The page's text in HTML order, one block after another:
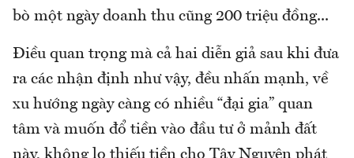
bò một ngày doanh thu cũng 200 triệu đồng...
Điều quan trọng mà cả hai diễn giả sau khi đưa
ra các nhận định như vậy, đều nhấn mạnh, về
xu hướng ngày càng có nhiều “đại gia” quan
tâm và muốn đổ tiền vào đầu tư ở mảnh đất
này, không lo thiếu tiền cho Tây Nguyên phát